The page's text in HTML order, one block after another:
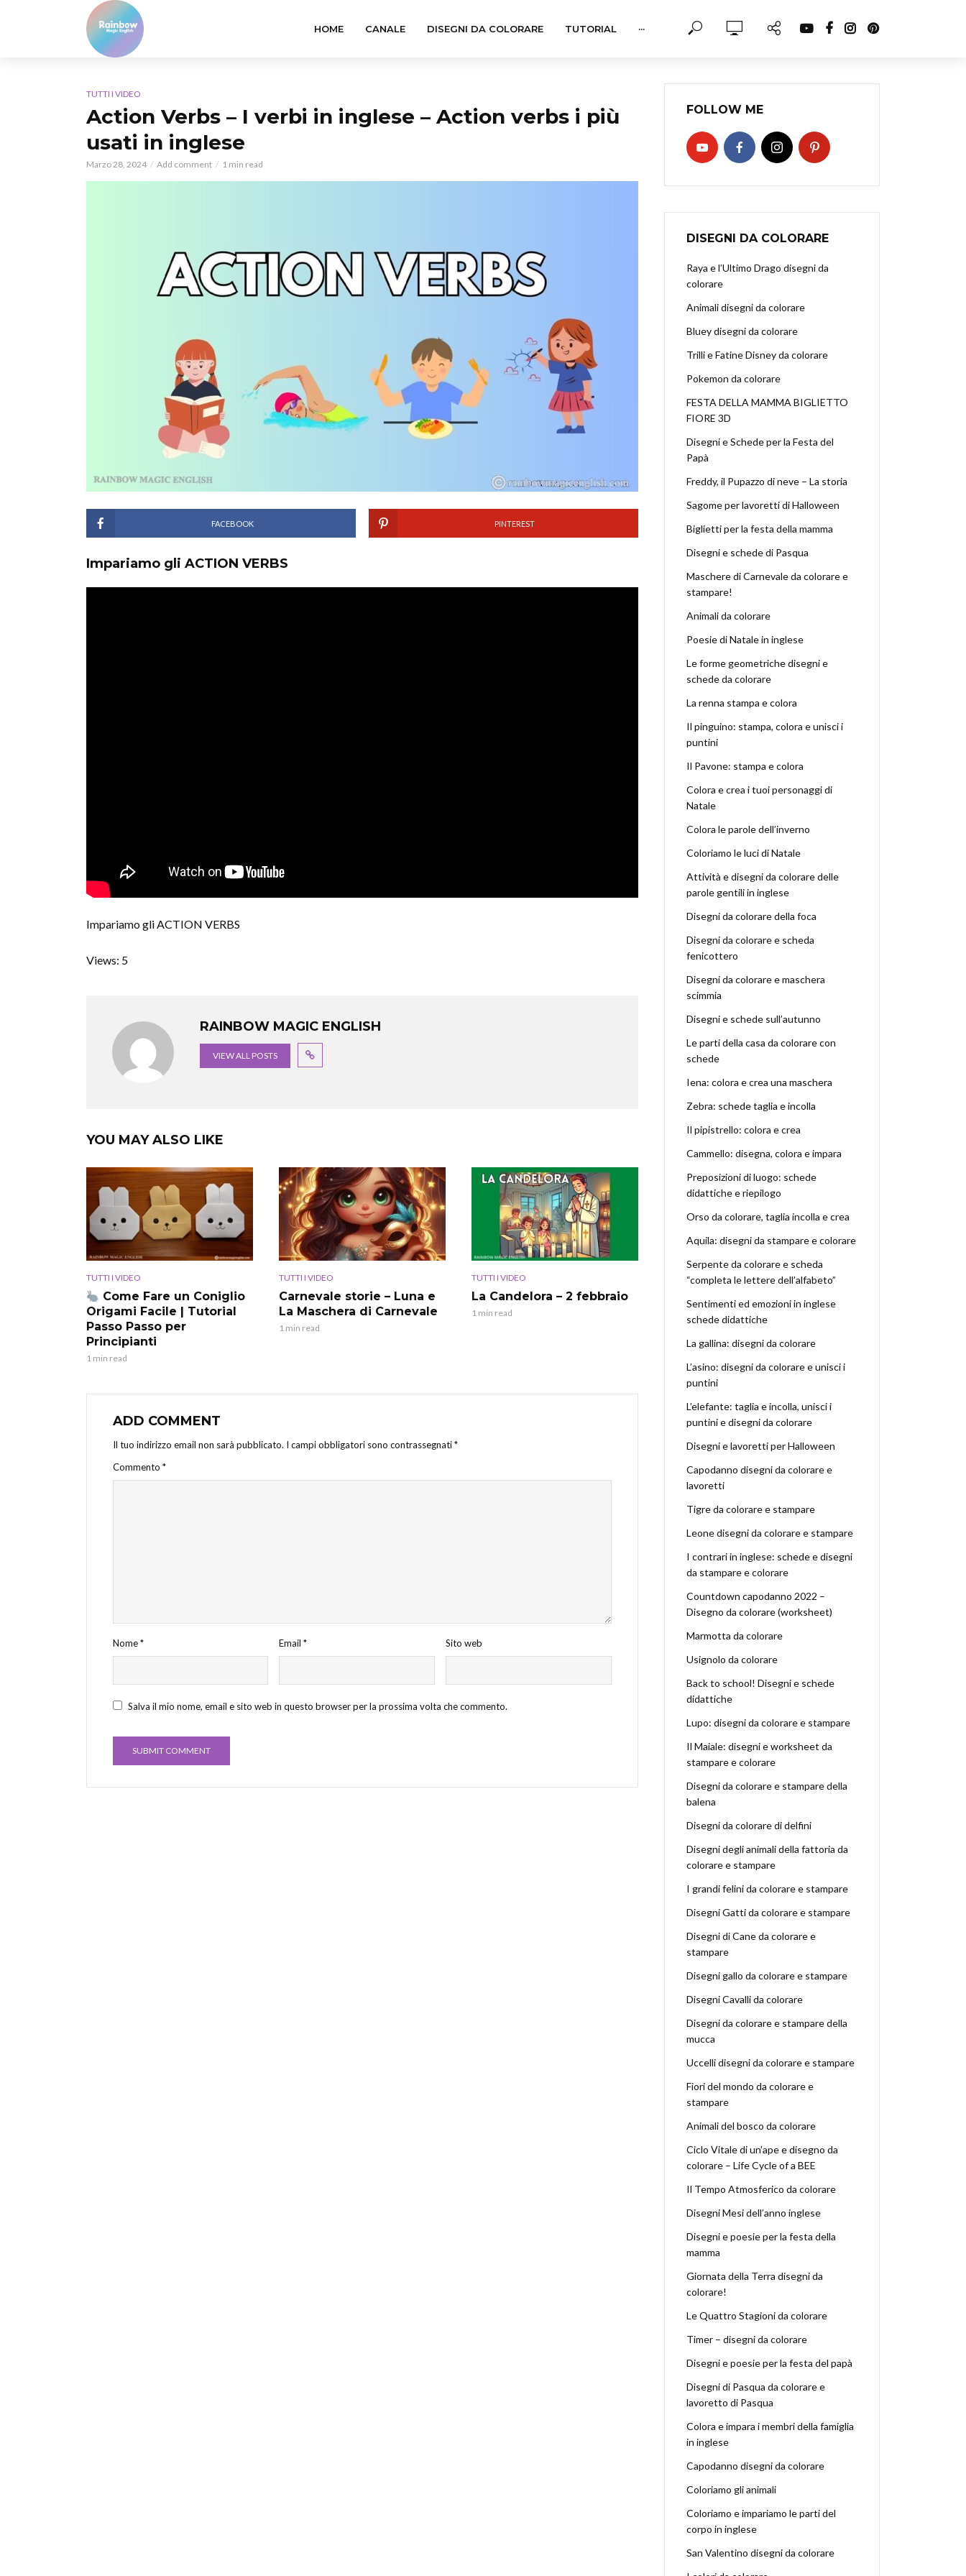
HOME CANALE DISEGNI DA COLORARE TUTORIAL ···
TUTTI I VIDEO
Action Verbs – I verbi in inglese – Action verbs i più
usati in inglese
Marzo 28, 2024 Add comment 1 min read
FACEBOOK PINTEREST
Impariamo gli ACTION VERBS
Impariamo gli ACTION VERBS
Views: 5
RAINBOW MAGIC ENGLISH
VIEW ALL POSTS
YOU MAY ALSO LIKE
TUTTI I VIDEO
Come Fare un Coniglio
Origami Facile | Tutorial
Passo Passo per
Principianti
1 min read
TUTTI I VIDEO
Carnevale storie – Luna e
La Maschera di Carnevale
1 min read
TUTTI I VIDEO
La Candelora – 2 febbraio
1 min read
ADD COMMENT
Il tuo indirizzo email non sarà pubblicato. I campi obbligatori sono contrassegnati*
Commento *
Nome* Email* Sito web
Salva il mio nome, email e sito web in questo browser per la prossima volta che commento.
FOLLOW ME
DISEGNI DA COLORARE
Raya e l’Ultimo Drago disegni da
colorare
Animali disegni da colorare
Bluey disegni da colorare
Trilli e Fatine Disney da colorare
Pokemon da colorare
FESTA DELLA MAMMA BIGLIETTO
FIORE 3D
Disegni e Schede per la Festa del
Papà
Freddy, il Pupazzo di neve – La storia
Sagome per lavoretti di Halloween
Biglietti per la festa della mamma
Disegni e schede di Pasqua
Maschere di Carnevale da colorare e
stampare!
Animali da colorare
Poesie di Natale in inglese
Le forme geometriche disegni e
schede da colorare
La renna stampa e colora
Il pinguino: stampa, colora e unisci i
puntini
Il Pavone: stampa e colora
Colora e crea i tuoi personaggi di
Natale
Colora le parole dell’inverno
Coloriamo le luci di Natale
Attività e disegni da colorare delle
parole gentili in inglese
Disegni da colorare della foca
Disegni da colorare e scheda
fenicottero
Disegni da colorare e maschera
scimmia
Disegni e schede sull’autunno
Le parti della casa da colorare con
schede
Iena: colora e crea una maschera
Zebra: schede taglia e incolla
Il pipistrello: colora e crea
Cammello: disegna, colora e impara
Preposizioni di luogo: schede
didattiche e riepilogo
Orso da colorare, taglia incolla e crea
Aquila: disegni da stampare e colorare
Serpente da colorare e scheda
“completa le lettere dell’alfabeto”
Sentimenti ed emozioni in inglese
schede didattiche
La gallina: disegni da colorare
L’asino: disegni da colorare e unisci i
puntini
L’elefante: taglia e incolla, unisci i
puntini e disegni da colorare
Disegni e lavoretti per Halloween
Capodanno disegni da colorare e
lavoretti
Tigre da colorare e stampare
Leone disegni da colorare e stampare
I contrari in inglese: schede e disegni
da stampare e colorare
Countdown capodanno 2022 –
Disegno da colorare (worksheet)
Marmotta da colorare
Usignolo da colorare
Back to school! Disegni e schede
didattiche
Lupo: disegni da colorare e stampare
Il Maiale: disegni e worksheet da
stampare e colorare
Disegni da colorare e stampare della
balena
Disegni da colorare di delfini
Disegni degli animali della fattoria da
colorare e stampare
I grandi felini da colorare e stampare
Disegni Gatti da colorare e stampare
Disegni di Cane da colorare e
stampare
Disegni gallo da colorare e stampare
Disegni Cavalli da colorare
Disegni da colorare e stampare della
mucca
Uccelli disegni da colorare e stampare
Fiori del mondo da colorare e
stampare
Animali del bosco da colorare
Ciclo Vitale di un’ape e disegno da
colorare – Life Cycle of a BEE
Il Tempo Atmosferico da colorare
Disegni Mesi dell’anno inglese
Disegni e poesie per la festa della
mamma
Giornata della Terra disegni da
colorare!
Le Quattro Stagioni da colorare
Timer – disegni da colorare
Disegni e poesie per la festa del papà
Disegni di Pasqua da colorare e
lavoretto di Pasqua
Colora e impara i membri della famiglia
in inglese
Capodanno disegni da colorare
Coloriamo gli animali
Coloriamo e impariamo le parti del
corpo in inglese
San Valentino disegni da colorare